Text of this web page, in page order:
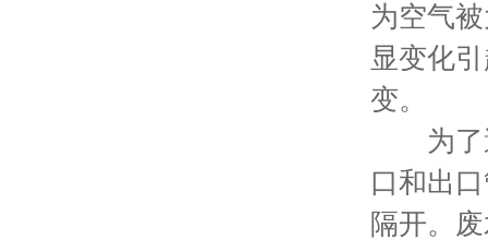
为空气
显变化
变。
为了避
口和出
隔开。